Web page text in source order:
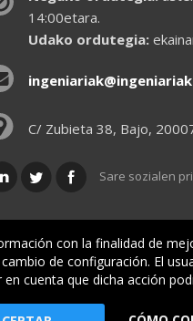
14:00etara.
Udako ordutegia:
C/ Zubieta 38, Bajo,
Sare sozialen
Lehiatila
con la finalidad de
de configuración. El
cuenta que dicha acción